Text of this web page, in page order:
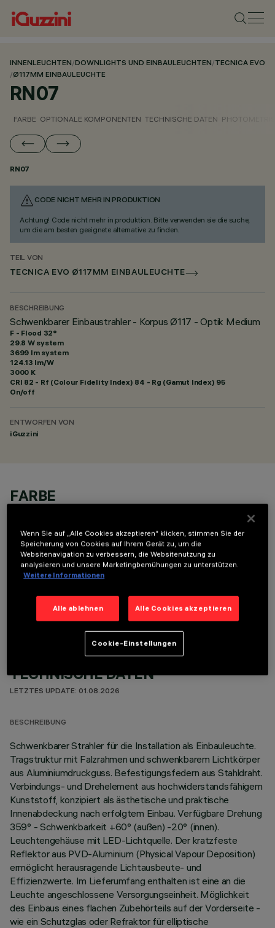
INNENLEUCHTEN/DOWNLIGHTS UND EINBAULEUCHTEN/TECNICA EVO
/Ø117MM EINBAULEUCHTE
RN07
FARBE OPTIONALE KOMPONENTEN TECHNISCHE DATEN
RN07
CODE NICHT MEHR IN PRODUKTION
Achtung! Code nicht mehr in produktion. Bitte verwenden sie die suche,
um die am besten geeignete alternative zu finden.
TEIL VON
TECNICA EVO Ø117MM EINBAULEUCHTE
BESCHREIBUNG
Schwenkbarer Einbaustrahler - Korpus Ø117 - Optik Medium
F - Flood 32°
29.8 W system
3699 lm system
124.13 lm/W
3000 K
CRI 82 - Rf (Colour Fidelity Index) 84 - Rg (Gamut Index) 95
On/off
ENTWORFEN VON
iGuzzini
FARBE
OPTIONALE KOMPONENTEN
TECHNISCHE DATEN
LETZTES UPDATE: 01.08.2026
BESCHREIBUNG
Schwenkbarer Strahler für die Installation als Einbauleuchte.
Tragstruktur mit Falzrahmen und schwenkbarem Lichtkörper
aus Aluminiumdruckguss. Befestigungsfedern aus Stahldraht.
Verbindungs- und Drehelement aus hochwiderstandsfähigem
Kunststoff, konzipiert als ästhetische und praktische
Innenabdeckung nach erfolgtem Einbau. Verfügbare Drehung
359° - Schwenkbarkeit +60° (außen) -20° (innen).
Leuchtengehäuse mit LED-Lichtquelle. Der kratzfeste
Reflektor aus PVD-Aluminium (Physical Vapour Deposition)
ermöglicht herausragende Lichtausbeute- und
Effizienzwerte. Im Lieferumfang enthalten ist eine an die
Leuchte angeschlossene Versorgungseinheit. Möglichkeit
des Einbaus eines flachen Zubehörteils auf der Vorderseite -
wie ein Schutzglas oder Refraktor für elliptische
Wenn Sie auf „Alle Cookies akzeptieren“ klicken, stimmen Sie der
Speicherung von Cookies auf Ihrem Gerät zu, um die
Websitenavigation zu verbessern, die Websitenutzung zu
analysieren und unsere Marketingbemühungen zu unterstützen.
Weitere Informationen
Alle ablehnen Alle Cookies akzeptieren
Cookie-Einstellungen